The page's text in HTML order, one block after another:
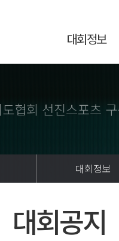
대회정보
협회 선진스포츠
대회정보
대회공지